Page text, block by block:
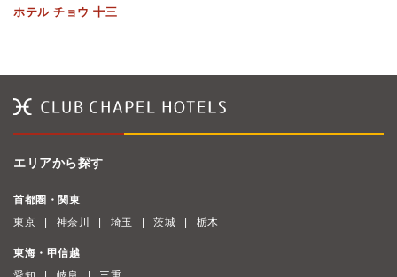
ホテル チョウ 十三
エリアから探す
首都圏・関東
東京
神奈川 埼玉 茨城 栃木
東海・甲信越